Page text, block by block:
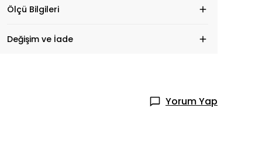
Ölçü Bilgileri
Değişim ve İade
Yorum Yap